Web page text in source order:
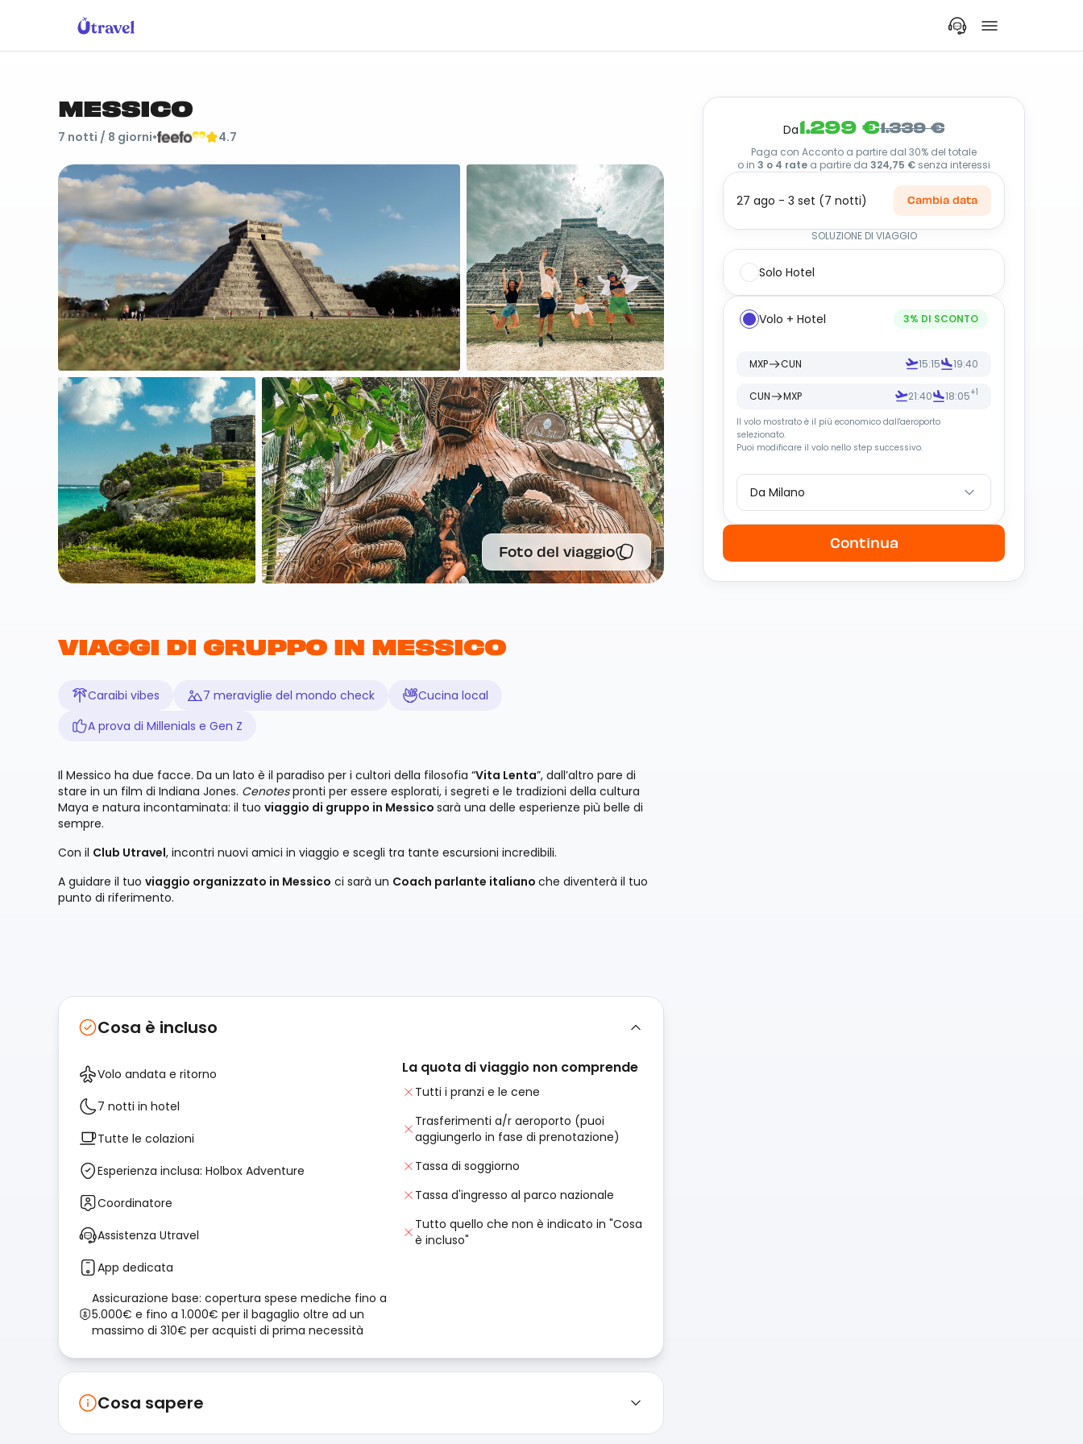
MESSICO
7 notti / 8 giorni• 4.7
Foto del viaggio
VIAGGI DI GRUPPO IN MESSICO
Caraibi vibes 7 meraviglie del mondo check
Cucina local
A prova di Millenials e Gen Z
Il Messico ha due facce. Da un lato è il paradiso per i cultori della filosofia “Vita Lenta”, dall’altro pare di
stare in un film di Indiana Jones. Cenotespronti per essere esplorati, i segreti e le tradizioni della cultura
Maya e natura incontaminata: il tuo viaggio di gruppo in Messico sarà una delle esperienze più belle di
sempre.
Con il Club Utravel, incontri nuovi amici in viaggio e scegli tra tante escursioni incredibili.
A guidare il tuo viaggio organizzato in Messico ci sarà un Coach parlante italiano che diventerà il tuo
punto di riferimento.
Cosa è incluso
Volo andata e ritorno
7 notti in hotel
Tutte le colazioni
Esperienza inclusa: Holbox Adventure
Coordinatore
Assistenza Utravel
App dedicata
Assicurazione base: copertura spese mediche fino a
5.000€ e fino a 1.000€ per il bagaglio oltre ad un
massimo di 310€ per acquisti di prima necessità
La quota di viaggio non comprende
Tutti i pranzi e le cene
Trasferimenti a/r aeroporto (puoi
aggiungerlo in fase di prenotazione)
Tassa di soggiorno
Tassa d'ingresso al parco nazionale
Tutto quello che non è indicato in "Cosa
è incluso"
Cosa sapere
Da1.299 €1.339 €
Paga con Acconto a partire dal 30% del totale
o in 3 o 4 rate a partire da 324,75 € senza interessi
27 ago - 3 set (7 notti) Cambia data
SOLUZIONE DI VIAGGIO
Solo Hotel
Volo + Hotel 3% DI SCONTO
MXP CUN 15:15 19:40
CUN MXP 21:40 18:05+1
Il volo mostrato è il più economico dall'aeroporto
selezionato.
Puoi modificare il volo nello step successivo.
Da Milano
Continua